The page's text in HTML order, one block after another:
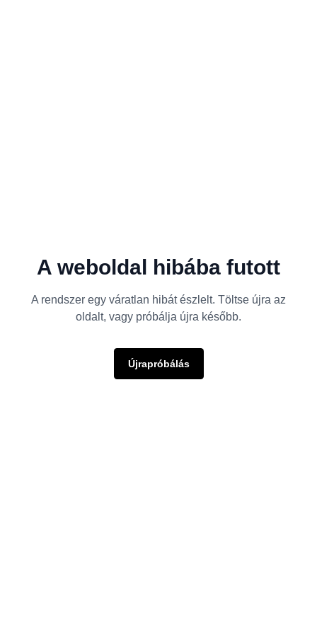
A weboldal hibába futott
A rendszer egy váratlan hibát észlelt. Töltse újra az
oldalt, vagy próbálja újra később.
Újrapróbálás